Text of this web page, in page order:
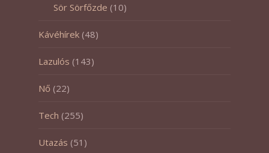
Sör Sörfőzde (10)
Kávéhírek (48)
Lazulós (143)
Nő (22)
Tech (255)
Utazás (51)